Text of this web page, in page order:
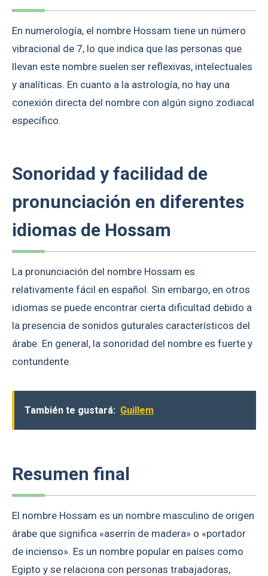
En numerología, el nombre Hossam tiene un número
vibracional de 7, lo que indica que las personas que
llevan este nombre suelen ser reflexivas, intelectuales
y analíticas. En cuanto a la astrología, no hay una
conexión directa del nombre con algún signo zodiacal
específico.
Sonoridad y facilidad de
pronunciación en diferentes
idiomas de Hossam
La pronunciación del nombre Hossam es
relativamente fácil en español. Sin embargo, en otros
idiomas se puede encontrar cierta dificultad debido a
la presencia de sonidos guturales característicos del
árabe. En general, la sonoridad del nombre es fuerte y
contundente.
También te gustará: Guillem
Resumen final
El nombre Hossam es un nombre masculino de origen
árabe que significa «aserrín de madera» o «portador
de incienso». Es un nombre popular en países como
Egipto y se relaciona con personas trabajadoras,